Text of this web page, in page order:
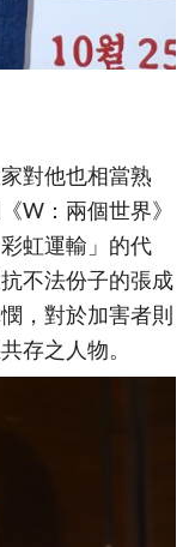
對他也相當熟
W：兩個世界》
虹運輸」的代
不法份子的張成
，對於加害者則
存之人物。